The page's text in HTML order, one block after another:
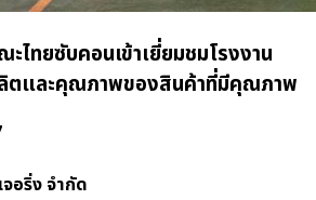
ไทยซับคอนเข้าเยี่ยมชมโรงงาน
ลิตและคุณภาพของสินค้าที่มีคุณภาพ
อริ่ง จํากัด